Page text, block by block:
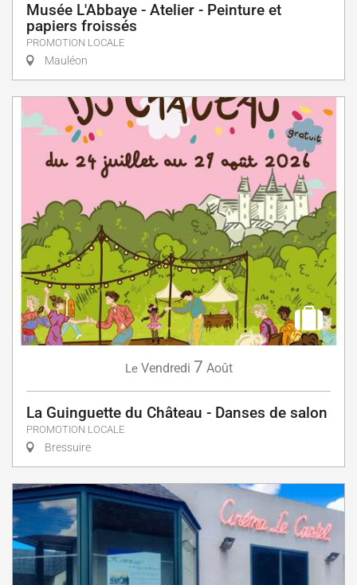
Musée L'Abbaye - Atelier - Peinture et
papiers froissés
PROMOTION LOCALE
Mauléon
Le Vendredi 7 Août
La Guinguette du Château - Danses de salon
PROMOTION LOCALE
Bressuire